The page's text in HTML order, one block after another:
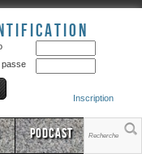
passe
Inscription
Podcast